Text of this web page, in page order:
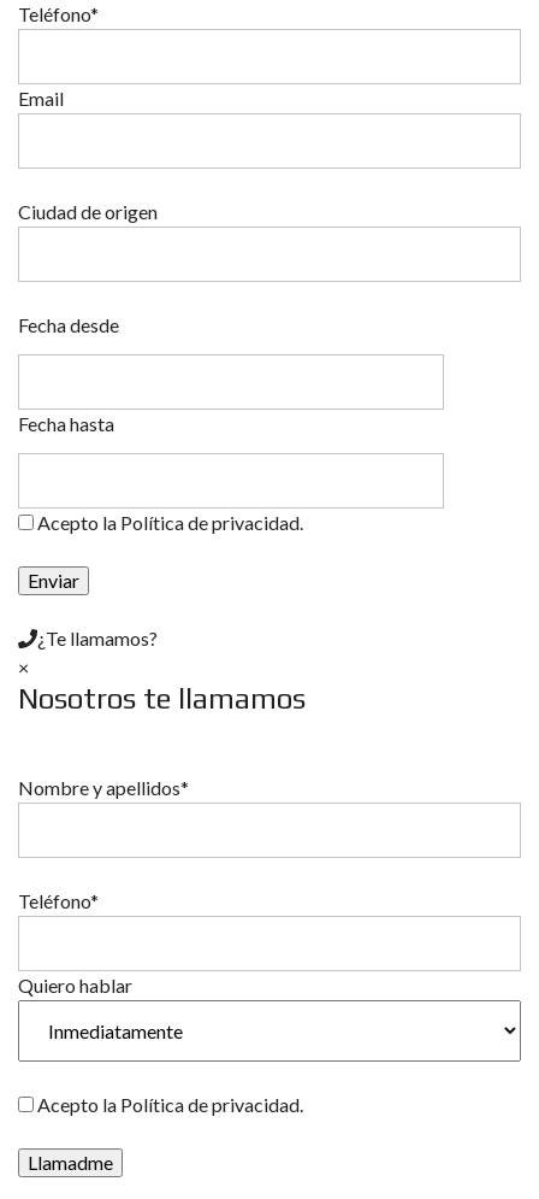
Teléfono*
Email
Ciudad de origen
Fecha desde
Fecha hasta
Acepto la Política de privacidad.
¿Te llamamos?
×
Nosotros te llamamos
Nombre y apellidos*
Teléfono*
Quiero hablar
Acepto la Política de privacidad.